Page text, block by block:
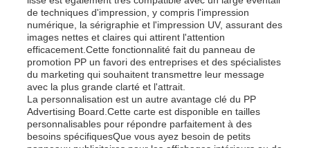
Aperçu
de techniques d'impression, y compris l'impression
numérique, la sérigraphie et l'impression UV, assurant des
images nettes et claires qui attirent l'attention
efficacement.Cette fonctionnalité fait du panneau de
promotion PP un favori des entreprises et des spécialistes
du marketing qui souhaitent transmettre leur message
avec la plus grande clarté et l'attrait.
La personnalisation est un autre avantage clé du PP
Advertising Board.Cette carte est disponible en tailles
personnalisables pour répondre parfaitement à des
besoins spécifiquesQue vous ayez besoin de petits